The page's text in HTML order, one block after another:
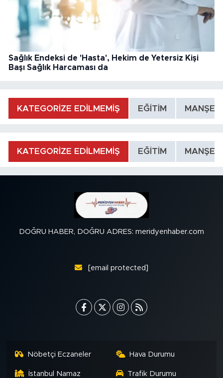
Sağlık Endeksi de 'Hasta', Hekim de Yetersiz Kişi
Başı Sağlık Harcaması da
KATEGORİZE EDİLMEMİŞ EĞİTİM MANŞET
KATEGORİZE EDİLMEMİŞ EĞİTİM MANŞET
DOĞRU HABER, DOĞRU ADRES: meridyenhaber.com
[email protected]
Nöbetçi Eczaneler Hava Durumu
İstanbul Namaz Trafik Durumu